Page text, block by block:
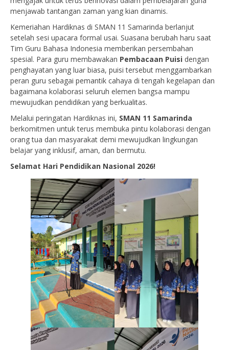
menjawab tantangan zaman yang kian dinamis.
Kemeriahan Hardiknas di SMAN 11 Samarinda berlanjut
setelah sesi upacara formal usai. Suasana berubah haru saat
Tim Guru Bahasa Indonesia memberikan persembahan
spesial. Para guru membawakan Pembacaan Puisi dengan
penghayatan yang luar biasa, puisi tersebut menggambarkan
peran guru sebagai pemantik cahaya di tengah kegelapan dan
bagaimana kolaborasi seluruh elemen bangsa mampu
mewujudkan pendidikan yang berkualitas.
Melalui peringatan Hardiknas ini, SMAN 11 Samarinda
berkomitmen untuk terus membuka pintu kolaborasi dengan
orang tua dan masyarakat demi mewujudkan lingkungan
belajar yang inklusif, aman, dan bermutu.
Selamat Hari Pendidikan Nasional 2026!